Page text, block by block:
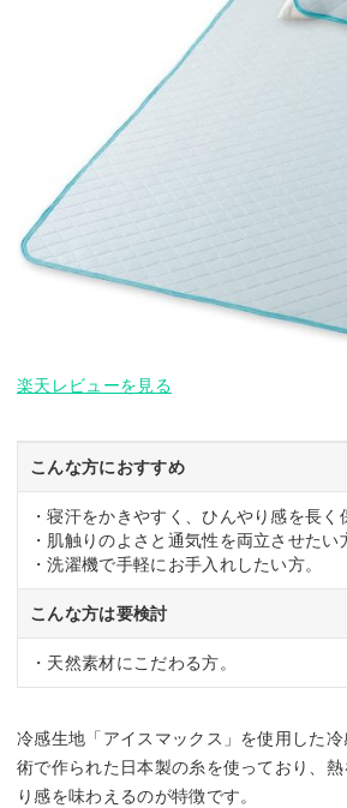
楽天レビューを見る
こんな方におすすめ
・寝汗をかきやすく、ひんやり感を長く
・肌触りのよさと通気性を両立させたい
・洗濯機で手軽にお手入れしたい方。
こんな方は要検討
・天然素材にこだわる方。
冷感生地「アイスマックス」を使用した
術で作られた日本製の糸を使っており、
り感を味わえるのが特徴です。